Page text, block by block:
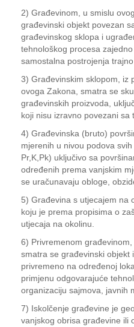
2) Građevinom, u smislu
građevinski objekt povezan
građevinskog sklopa i
tehnološkog procesa
samostalna postrojenja
3) Građevinskim sklopom, iz
ovoga Zakona, smatra se
građevinskih proizvoda,
koji nisu izravno povezani sa
4) Građevinska (bruto)
mjerenih u nivou podova
Pr,K,Pk) uključivo sa
određenih prema vanjskim
se uračunavaju obloge,
5) Građevina s utjecajem na
koju je prema propisima o
utjecaja na okolinu.
6) Privremenom
smatra se građevinski objekt
privremeno na određenoj
primjenu odgovarajuće
organizaciju sajmova, javnih
7) Iskolčenje građevine je
vanjskog obrisa građevine ili